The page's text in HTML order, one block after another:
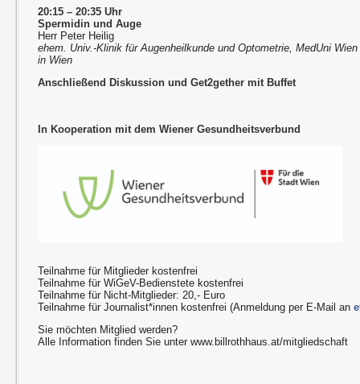
20:15 – 20:35 Uhr
Spermidin und Auge
Herr Peter Heilig
ehem. Univ.-Klinik für Augenheilkunde und Optometrie, MedUni
in Wien
Anschließend Diskussion und Get2gether mit Buffet
In Kooperation mit dem Wiener Gesundheitsverbund
Teilnahme für Mitglieder kostenfrei
Teilnahme für WiGeV-Bedienstete kostenfrei
Teilnahme für Nicht-Mitglieder: 20,- Euro
Teilnahme für Journalist*innen kostenfrei (Anmeldung per E-Mail an
Sie möchten Mitglied werden?
Alle Information finden Sie unterwww.billrothhaus.at/mitgliedschaft